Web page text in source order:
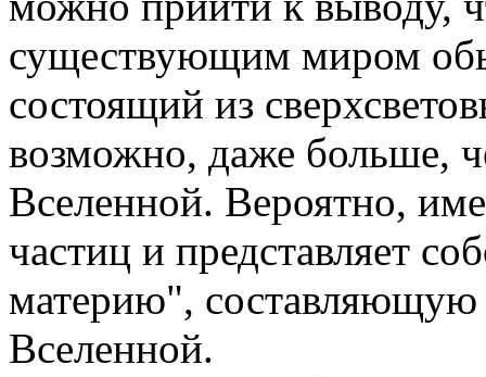
существующим миром
состоящий из
возможно, даже больше,
Вселенной. Вероятно,
частиц и представляет
материю",
Вселенной.